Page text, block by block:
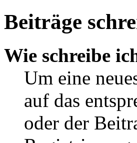
Beiträge
Wie schreibe
Um eine
auf das
oder der